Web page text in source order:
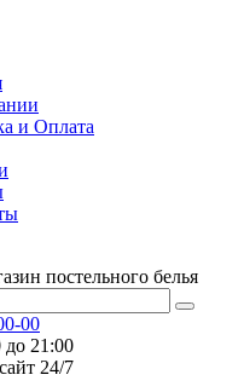
и Оплата
постельного белья
00
до 21:00
24/7